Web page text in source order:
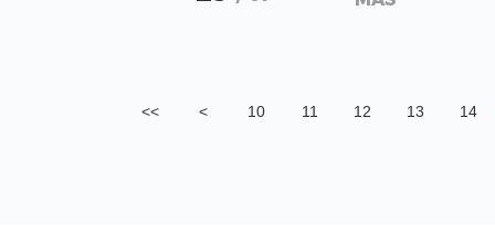
<< < 10 11 12 13 14